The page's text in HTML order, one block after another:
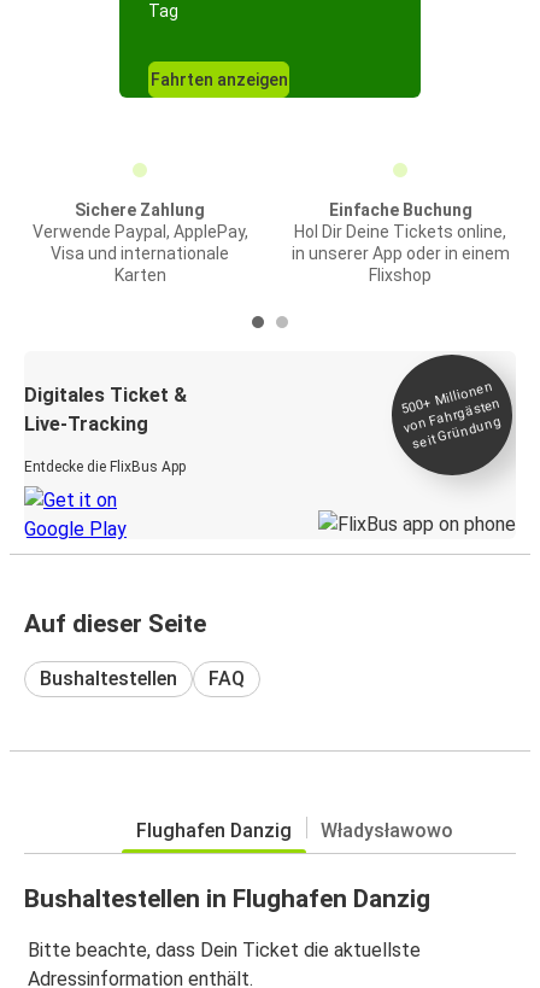
Tag
Fahrten anzeigen
Sichere Zahlung
Verwende Paypal, ApplePay,
Visa und internationale
Karten
Einfache Buchung
Hol Dir Deine Tickets online,
in unserer App oder in einem
Flixshop
Digitales Ticket &
Live-Tracking
Entdecke die FlixBus App
500+
Millionen
von Fahrgästen
seit
Gründung
Auf dieser Seite
Bushaltestellen FAQ
Flughafen Danzig Władysławowo
Bushaltestellen in Flughafen Danzig
Bitte beachte, dass Dein Ticket die aktuellste
Adressinformation enthält.